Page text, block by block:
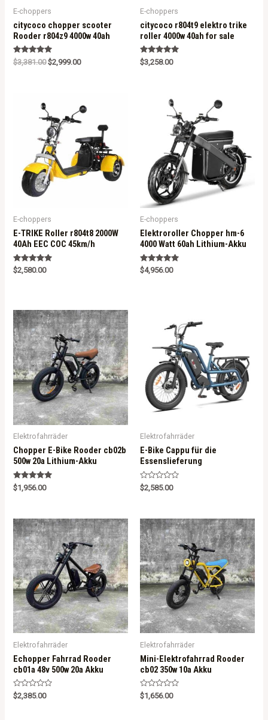
E-choppers
citycoco chopper scooter
Rooder r804z9 4000w 40ah
Rated
5.00
$3,381.00 $2,999.00
E-choppers
citycoco r804t9 elektro trike
roller 4000w 40ah for sale
Rated
5.00
$3,258.00
E-choppers
E-TRIKE Roller r804t8 2000W
40Ah EEC COC 45km/h
Rated
5.00
$2,580.00
E-choppers
Elektroroller Chopper hm-6
4000 Watt 60ah Lithium-Akku
Rated
5.00
$4,956.00
Elektrofahrräder
Chopper E-Bike Rooder cb02b
500w 20a Lithium-Akku
Rated
5.00
$1,956.00
Elektrofahrräder
E-Bike Cappu für die
Essenslieferung
R
a
0
o
u
t
o
f
5
$2,585.00
Elektrofahrräder
Echopper Fahrrad Rooder
cb01a 48v 500w 20a Akku
R
a
$2,385.00
Elektrofahrräder
Mini-Elektrofahrrad Rooder
cb02 350w 10a Akku
R
a
$1,656.00